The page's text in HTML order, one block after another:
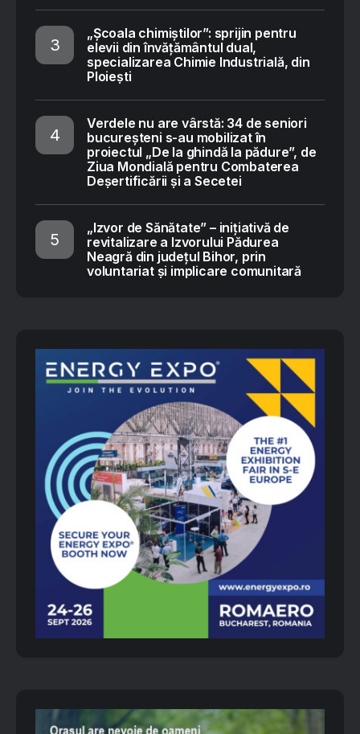
„Școala chimiștilor”: sprijin pentru
elevii din învățământul dual,
specializarea Chimie Industrială, din
Ploiești
Verdele nu are vârstă: 34 de seniori
bucureșteni s-au mobilizat în
proiectul „De la ghindă la pădure”, de
Ziua Mondială pentru Combaterea
Deșertificării și a Secetei
„Izvor de Sănătate” – inițiativă de
revitalizare a Izvorului Pădurea
Neagră din județul Bihor, prin
voluntariat și implicare comunitară